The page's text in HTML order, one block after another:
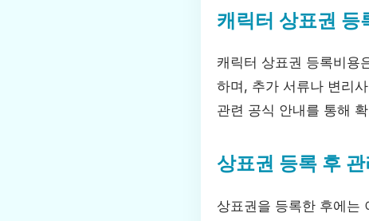
캐릭터 상표권 등
캐릭터 상표권 등록비용
하며, 추가 서류나 변리
관련 공식 안내를 통해
상표권 등록 후 관
상표권을 등록한 후에는